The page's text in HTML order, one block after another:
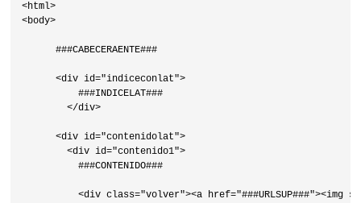
<html>
<body>
      ###CABECERAENTE###
      <div id="indiceconlat">
          ###INDICELAT###
        </div>
      <div id="contenidolat">
        <div id="contenido1">
          ###CONTENIDO###
<div class="volver"><a href="###URLSUP###"><img